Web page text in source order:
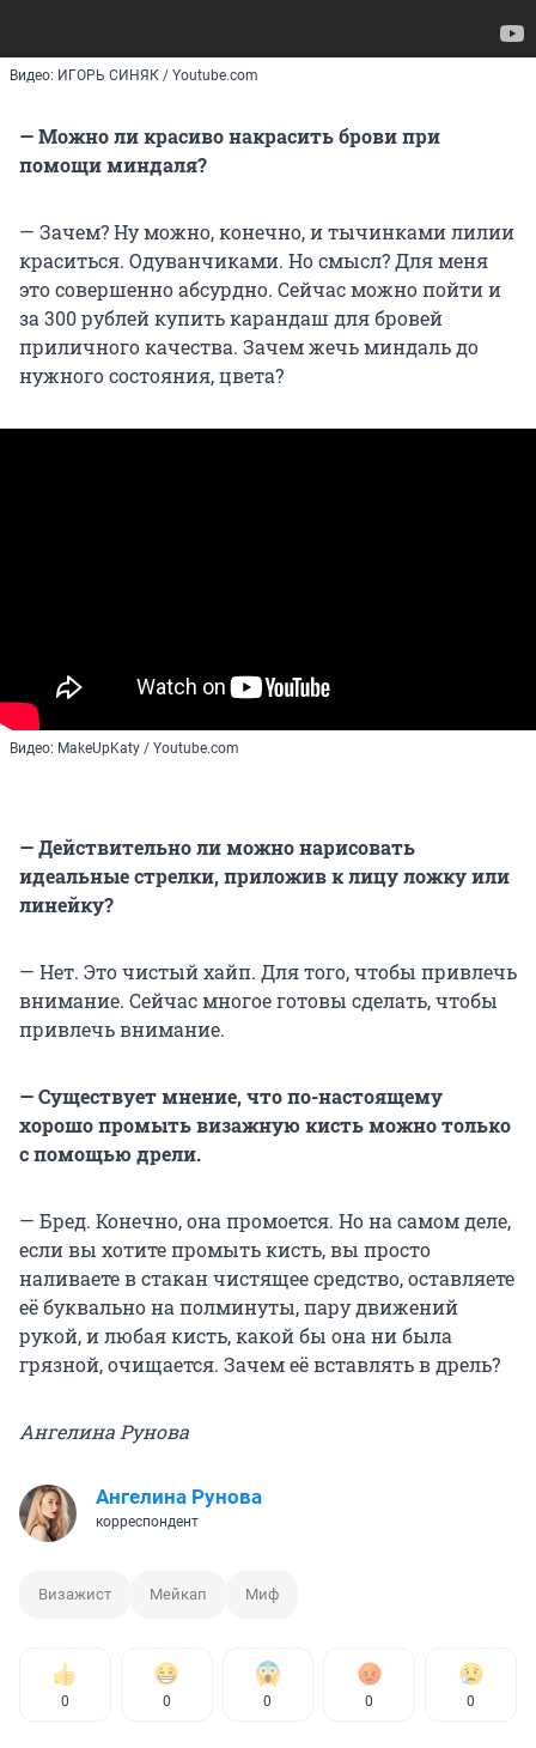
Видео: ИГОРЬ СИНЯК / Youtube.com
— Можно ли красиво накрасить брови при
помощи миндаля?
— Зачем?Ну можно, конечно, и тычинками лилии
краситься. Одуванчиками. Но смысл? Для меня
это совершенно абсурдно. Сейчас можно пойти и
за 300 рублей купить карандаш для бровей
приличного качества. Зачем жечь миндаль до
нужного состояния, цвета?
Видео: MakeUpKaty / Youtube.com
— Действительно ли можно нарисовать
идеальные стрелки, приложив к лицу ложку или
линейку?
— Нет. Это чистый хайп. Для того, чтобы привлечь
внимание. Сейчас многое готовы сделать, чтобы
привлечь внимание.
— Существует мнение, что по-настоящему
хорошо промыть визажную кисть можно только
с помощью дрели.
— Бред. Конечно, она промоется. Но на самом деле,
если вы хотите промыть кисть, вы просто
наливаете в стакан чистящее средство, оставляете
её буквально на полминуты, пару движений
рукой, и любая кисть, какой бы она ни была
грязной, очищается. Зачем её вставлять в дрель?
Ангелина Рунова
Ангелина Рунова
корреспондент
Визажист Мейкап Миф
0 0 0 0 0